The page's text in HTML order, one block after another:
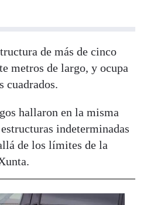
de más de cinco
metros de largo, y ocupa
cuadrados.
hallaron en la misma
indeterminadas
de los límites de la